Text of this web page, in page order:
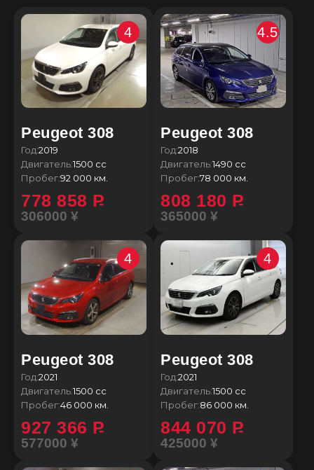
Peugeot 308
4
Год:2019
Двигатель:1500 сс
Пробег:92 000 км.
778 858 P
306000 ¥
Peugeot 308
4.5
Год:2018
Двигатель:1490 сс
Пробег:78 000 км.
808 180 P
365000 ¥
Peugeot 308
4
Год:2021
Двигатель:1500 сс
Пробег:46 000 км.
927 366 P
577000 ¥
Peugeot 308
4
Год:2021
Двигатель:1500 сс
Пробег:86 000 км.
844 070 P
425000 ¥